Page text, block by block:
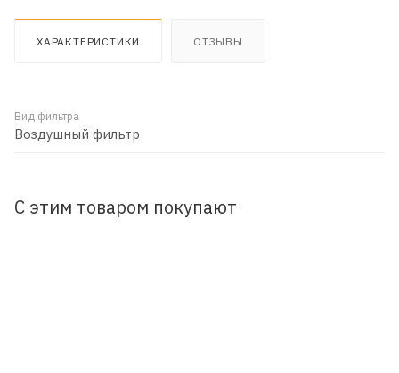
ХАРАКТЕРИСТИКИ ОТЗЫВЫ
Вид фильтра
Воздушный фильтр
С этим товаром покупают